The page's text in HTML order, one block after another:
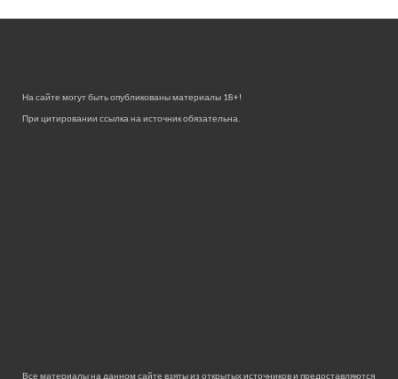
На сайте могут быть опубликованы материалы 18+!
При цитировании ссылка на источник обязательна.
Все материалы на данном сайте взяты из открытых источников и предоставляются